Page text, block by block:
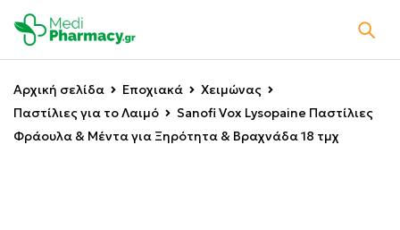
Αρχική σελίδα Εποχιακά
Χειμώνας
Παστίλιες για το Λαιμό
Sanofi Vox Lysopaine Παστίλιες
Φράουλα & Μέντα για Ξηρότητα & Βραχνάδα 18 τμχ